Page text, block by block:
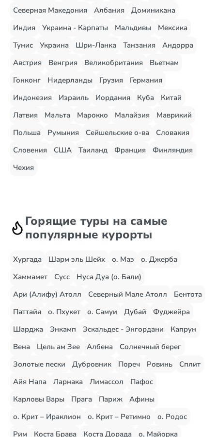
Северная Македония
Албания
Доминикана
Индия
Украина - Карпаты Мальдивы
Мексика
Тунис
Украина Шри-Ланка Танзания
Андорра
Австрия
Венгрия Великобритания
Вьетнам
Гонконг
Нидерланды Грузия
Германия
Индонезия
Израиль Иордания Куба
Китай
Латвия
Мальта Марокко Малайзия
Маврикий
Польша
Румыния Сейшельские о-ва
Словакия
Словения
США Таиланд Франция
Финляндия
Чехия
Горящие туры на самые
популярные курорты
Хургада Шарм эль Шейх о. Маэ
о. Джерба
Хаммамет
Сусс
Нуса Дуа (о. Бали)
Ари (Алифу) Атолл
Северный Мале Атолл
Бентота
Паттайя
о. Пхукет о. Самуи Дубай
Фуджейра
Шарджа
Энкамп Эскальдес - Энгордани
Капрун
Вена
Цель ам Зее Албена
Солнечный берег
Золотые пески
Дубровник Пореч Ровинь
Сплит
Айя Напа
Ларнака Лимассол
Пафос
Карловы Вары
Прага Париж
Афины
о. Крит – Ираклион
о. Крит – Ретимно
о. Родос
Рим
Коста Брава Коста Дорада
о. Майорка